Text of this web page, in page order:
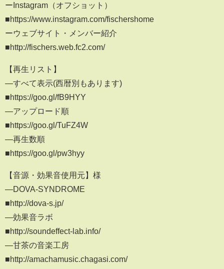
ーInstagram（オフショット）
■https://www.instagram.com/fischershome
ーウェブサイト・メンバー紹介
■http://fischers.web.fc2.com/
【再生リスト】
―すべて表示(西暦別もあります)
■https://goo.gl/fB9HYY
―アップロード順
■https://goo.gl/TuFZ4W
―再生数順
■https://goo.gl/pw3hyy
【音源・効果音使用元】様
―DOVA-SYNDROME
■http://dova-s.jp/
―効果音ラボ
■http://soundeffect-lab.info/
―甘茶の音楽工房
■http://amachamusic.chagasi.com/